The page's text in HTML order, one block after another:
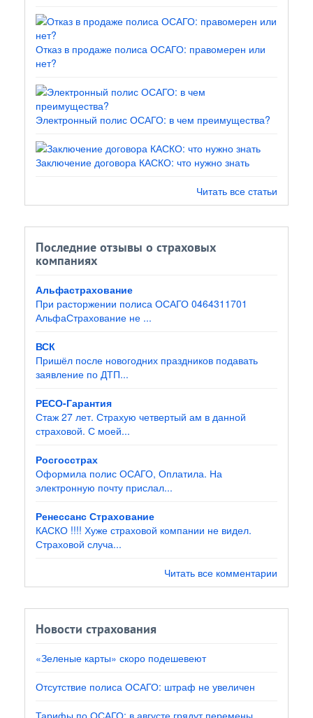
Отказ в продаже полиса ОСАГО: правомерен или
нет?
Электронный полис ОСАГО: в чем преимущества?
Заключение договора КАСКО: что нужно знать
Читать все статьи
Последние отзывы о страховых
компаниях
Альфастрахование
При расторжении полиса ОСАГО 0464311701
АльфаСтрахование не ...
ВСК
Пришёл после новогодних праздников подавать
заявление по ДТП...
РЕСО-Гарантия
Стаж 27 лет. Страхую четвертый ам в данной
страховой. С моей...
Росгосстрах
Оформила полис ОСАГО, Оплатила. На
электронную почту прислал...
Ренессанс Страхование
КАСКО !!!! Хуже страховой компании не видел.
Страховой случа...
Читать все комментарии
Новости страхования
«Зеленые карты» скоро подешевеют
Отсутствие полиса ОСАГО: штраф не увеличен
Тарифы по ОСАГО: в августе грядут перемены